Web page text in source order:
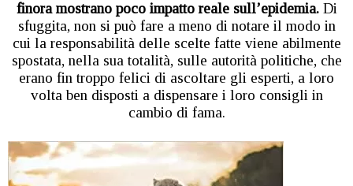
finora mostrano poco impatto reale sull’epidemia.Di
sfuggita, non si può fare a meno di notare il modo in
cui la responsabilità delle scelte fatte viene abilmente
spostata, nella sua totalità, sulle autorità politiche, che
erano fin troppo felici di ascoltare gli esperti, a loro
volta ben disposti a dispensare i loro consigli in
cambio di fama.